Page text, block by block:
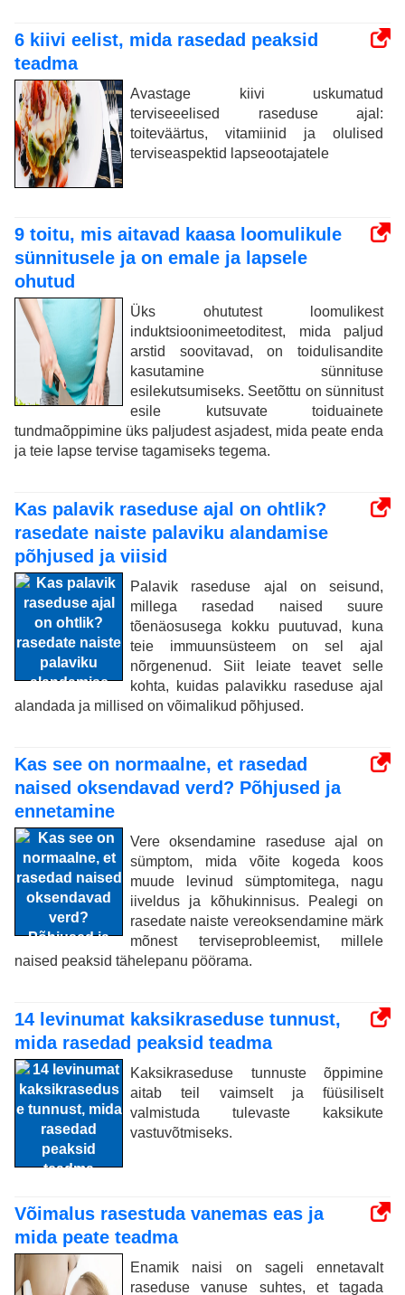
6 kiivi eelist, mida rasedad peaksid
teadma
Avastage kiivi uskumatud
terviseeelised raseduse ajal:
toiteväärtus, vitamiinid ja olulised
terviseaspektid lapseootajatele
9 toitu, mis aitavad kaasa loomulikule
sünnitusele ja on emale ja lapsele
ohutud
Üks ohututest loomulikest
induktsioonimeetoditest, mida paljud
arstid soovitavad, on toidulisandite
kasutamine sünnituse
esilekutsumiseks. Seetõttu on sünnitust
esile kutsuvate toiduainete
tundmaõppimine üks paljudest asjadest, mida peate enda
ja teie lapse tervise tagamiseks tegema.
Kas palavik raseduse ajal on ohtlik?
rasedate naiste palaviku alandamise
põhjused ja viisid
Palavik raseduse ajal on seisund,
millega rasedad naised suure
tõenäosusega kokku puutuvad, kuna
teie immuunsüsteem on sel ajal
nõrgenenud. Siit leiate teavet selle
kohta, kuidas palavikku raseduse ajal
alandada ja millised on võimalikud põhjused.
Kas see on normaalne, et rasedad
naised oksendavad verd? Põhjused ja
ennetamine
Vere oksendamine raseduse ajal on
sümptom, mida võite kogeda koos
muude levinud sümptomitega, nagu
iiveldus ja kõhukinnisus. Pealegi on
rasedate naiste vereoksendamine märk
mõnest terviseprobleemist, millele
naised peaksid tähelepanu pöörama.
14 levinumat kaksikraseduse tunnust,
mida rasedad peaksid teadma
Kaksikraseduse tunnuste õppimine
aitab teil vaimselt ja füüsiliselt
valmistuda tulevaste kaksikute
vastuvõtmiseks.
Võimalus rasestuda vanemas eas ja
mida peate teadma
Enamik naisi on sageli ennetavalt
raseduse vanuse suhtes, et tagada